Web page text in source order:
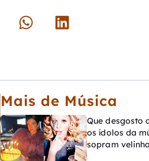
Mais de Música
Que desgosto
os ídolos da
sopram